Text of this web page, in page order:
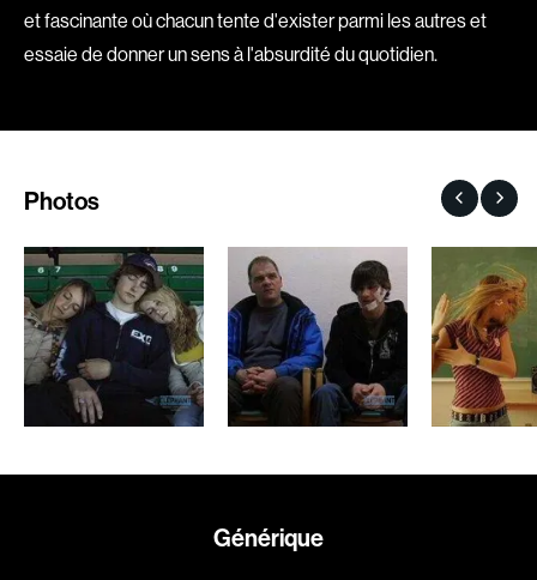
Romantiques
Science-fiction
Sports
Thrillers
1920
1960
1970
1980
1990
2000
2010
2020
Adam Mark
et fascinante où chacun tente d'exister parmi les autres et
essaie de donner un sens à l'absurdité du quotidien.
Photos
Générique